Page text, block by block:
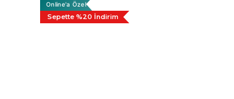
Online'a Özel
Sepette %20 İndirim